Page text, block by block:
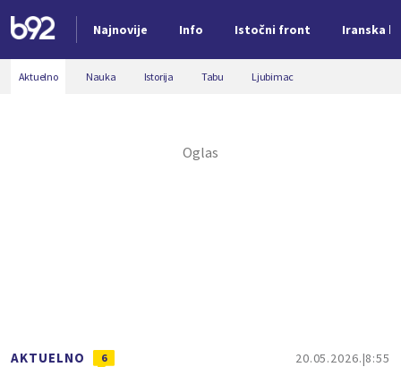
Najnovije Info Istočni front Iranska
Nova vest
Aktuelno Nauka Istorija Tabu Ljubimac
AKTUELNO 6 20.05.2026. 8:55